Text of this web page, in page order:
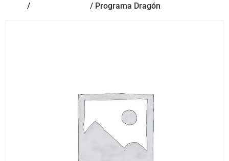
/ / Programa Dragón